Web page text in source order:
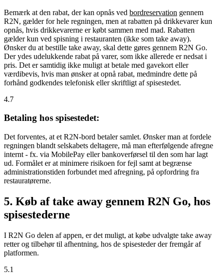
Bemærk at den rabat, der kan opnås ved bordreservation gennem
R2N, gælder for hele regningen, men at rabatten på drikkevarer kun
opnås, hvis drikkevarerne er købt sammen med mad. Rabatten
gælder kun ved spisning i restauranten (ikke som take away).
Ønsker du at bestille take away, skal dette gøres gennem R2N Go.
Der ydes udelukkende rabat på varer, som ikke allerede er nedsat i
pris. Det er samtidig ikke muligt at betale med gavekort eller
værdibevis, hvis man ønsker at opnå rabat, medmindre dette på
forhånd godkendes telefonisk eller skriftligt af spisestedet.
4.7
Betaling hos spisestedet:
Det forventes, at et R2N-bord betaler samlet. Ønsker man at fordele
regningen blandt selskabets deltagere, må man efterfølgende afregne
internt - fx. via MobilePay eller bankoverførsel til den som har lagt
ud. Formålet er at minimere risikoen for fejl samt at begrænse
administrationstiden forbundet med afregning, på opfordring fra
restauratørerne.
5. Køb af take away gennem R2N Go, hos
spisestederne
I R2N Go delen af appen, er det muligt, at købe udvalgte take away
retter og tilbehør til afhentning, hos de spisesteder der fremgår af
platformen.
5.1